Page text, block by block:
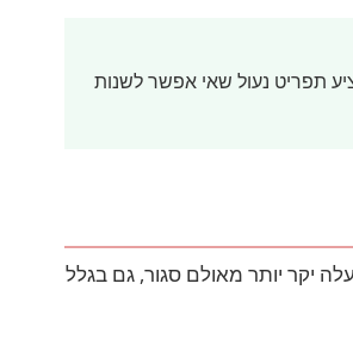
תפריט נעול שאי אפשר לשנות
יקר יותר מאולם סגור, גם בגלל